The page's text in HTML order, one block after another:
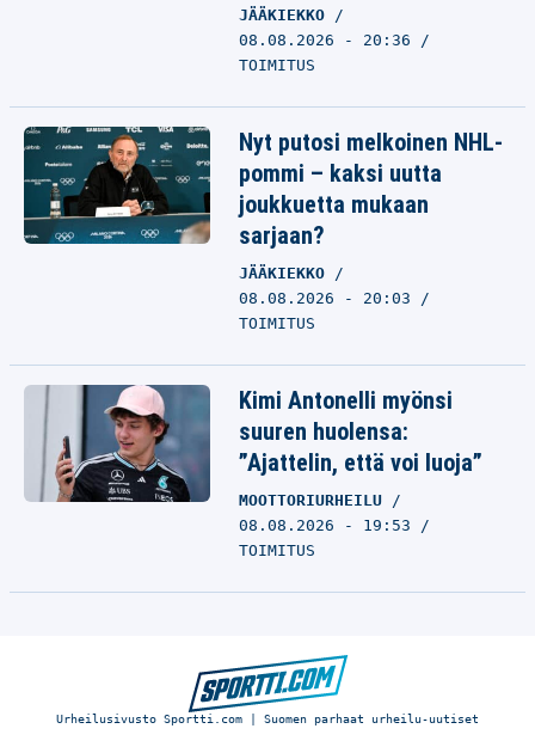
JÄÄKIEKKO
08.08.2026 - 20:36
TOIMITUS
Nyt putosi melkoinen NHL-
pommi – kaksi uutta
joukkuetta mukaan
sarjaan?
JÄÄKIEKKO
08.08.2026 - 20:03
TOIMITUS
Kimi Antonelli myönsi
suuren huolensa:
”Ajattelin, että voi luoja”
MOOTTORIURHEILU
08.08.2026 - 19:53
TOIMITUS
Urheilusivusto Sportti.com | Suomen parhaat urheilu-uutiset